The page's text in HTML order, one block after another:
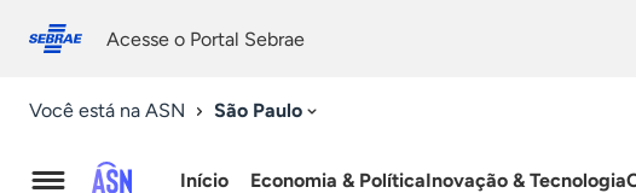
conosco
Acesse o Portal Sebrae
Você está na ASN São Paulo
Início Economia & PolíticaInovação & Tecnologia